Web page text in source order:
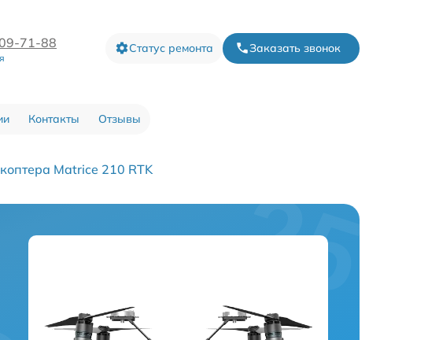
71-88 Статус ремонта Заказать звонок
Контакты Отзывы
Matrice 210 RTK